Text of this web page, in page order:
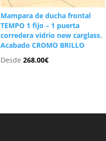
Mampara de ducha frontal
TEMPO 1 fijo – 1 puerta
corredera vidrio new carglass.
Acabado CROMO BRILLO
Desde 268.00€